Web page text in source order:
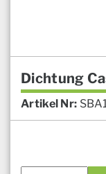
Dichtung
Artikel Nr: